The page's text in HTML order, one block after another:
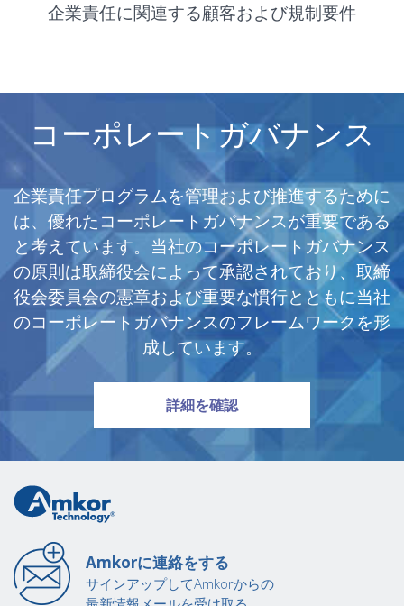
企業責任に関連する顧客および規制要件
コーポレートガバナンス
企業責任プログラムを管理および推進するために
は、優れたコーポレートガバナンスが重要である
と考えています。当社のコーポレートガバナンス
の原則は取締役会によって承認されており、取締
役会委員会の憲章および重要な慣行とともに当社
のコーポレートガバナンスのフレームワークを形
成しています。
コーポレートガバナンス
詳細を確認
Amkorに連絡をする
サインアップしてAmkorからの